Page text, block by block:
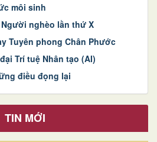
môi sinh
nghèo lần thứ X
Tuyên phong Chân Phước
Trí tuệ Nhân tạo (AI)
điều đọng lại
TIN MỚI